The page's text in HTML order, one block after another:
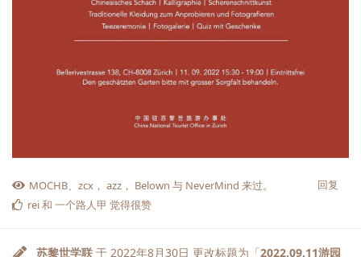
回复
MOCHB、 zcx ， azz ， Belown 与 NeverMind 来过。
rei和 一个路人甲 觉得很赞
苏黎世学联 于 2022年8月30日 更改标题为「2022.09.11游园